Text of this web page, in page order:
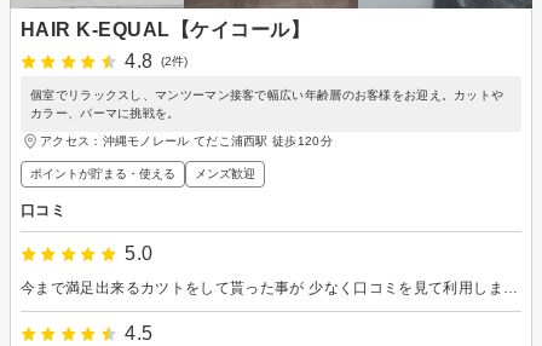
HAIR K-EQUAL【ケイコール】
4.8
(2件)
個室でリラックスし、マンツーマン接客で幅広い年齢層のお客様をお迎え。カットや
カラー、パーマに挑戦を。
アクセス：沖縄モノレール てだこ浦西駅 徒歩120分
ポイントが貯まる・使える メンズ歓迎
口コミ
5.0
今まで満足出来るカツトをして貰った事が 少なく口コミを見て利用しました。 髪の癖がでないようにカットをし、アフターケアの仕方も教えて貰いました。 自宅から距離はありますが、又利用したいと思います。
4.5